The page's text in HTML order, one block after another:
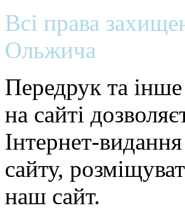
Всі права
Ольжича
Передрук та
на сайті
Інтернет-
сайту,
наш сайт.